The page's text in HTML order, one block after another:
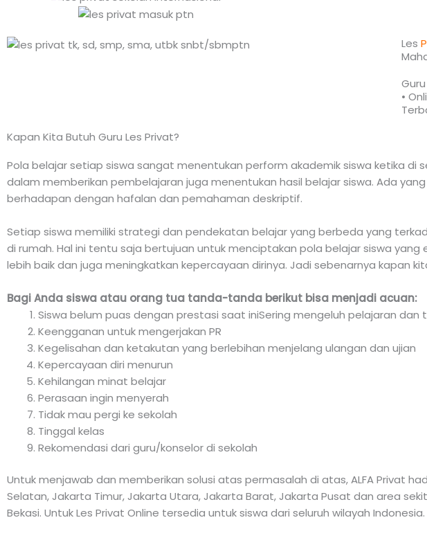
Les
Guru
•
Kapan Kita Butuh Guru Les Privat?
Pola belajar setiap siswa sangat menentukan perform akademik siswa ketika di
dalam memberikan pembelajaran juga menentukan hasil belajar siswa. Ada
berhadapan dengan hafalan dan pemahaman deskriptif.
Setiap siswa memiliki strategi dan pendekatan belajar yang berbeda yang
di rumah. Hal ini tentu saja bertujuan untuk menciptakan pola belajar siswa
lebih baik dan juga meningkatkan kepercayaan dirinya. Jadi sebenarnya kapan
Bagi Anda siswa atau orang tua tanda-tanda berikut bisa menjadi acuan:
Siswa belum puas dengan prestasi saat iniSering mengeluh pelajaran
Keengganan untuk mengerjakan PR
Kegelisahan dan ketakutan yang berlebihan menjelang ulangan dan ujian
Kepercayaan diri menurun
Kehilangan minat belajar
Perasaan ingin menyerah
Tidak mau pergi ke sekolah
Tinggal kelas
Rekomendasi dari guru/konselor di sekolah
Untuk menjawab dan memberikan solusi atas permasalah di atas, ALFA Privat
Selatan, Jakarta Timur, Jakarta Utara, Jakarta Barat, Jakarta Pusat dan area
Bekasi. Untuk Les Privat Online tersedia untuk siswa dari seluruh wilayah Indonesia.